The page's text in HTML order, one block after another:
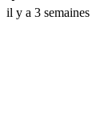
il y a 3 semaines